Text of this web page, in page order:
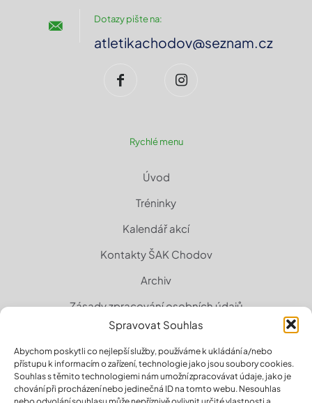
Spravovat Souhlas
Abychom poskytli co nejlepší služby, používáme k ukládání a/nebo
přístupu k informacím o zařízení, technologie jako jsou soubory cookies.
Souhlas s těmito technologiemi nám umožní zpracovávat údaje, jako je
chování při procházení nebo jedinečná ID na tomto webu. Nesouhlas
Dotazy pište na:
atletikachodov@seznam.cz
Rychlé menu
Úvod
Tréninky
Kalendář akcí
Kontakty ŠAK Chodov
Archiv
Zásady zpracování osobních údajů
Zásady cookies (EU)